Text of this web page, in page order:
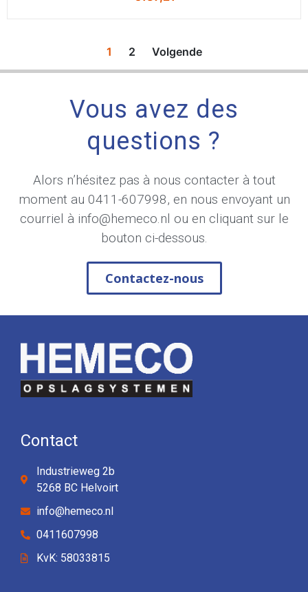
1 2 Volgende
Vous avez des
questions ?
Alors n’hésitez pas à nous contacter à tout
moment au 0411-607998, en nous envoyant un
courriel à info@hemeco.nl ou en cliquant sur le
bouton ci-dessous.
Contactez-nous
Contact
Industrieweg 2b
5268 BC Helvoirt
info@hemeco.nl
0411607998
KvK: 58033815